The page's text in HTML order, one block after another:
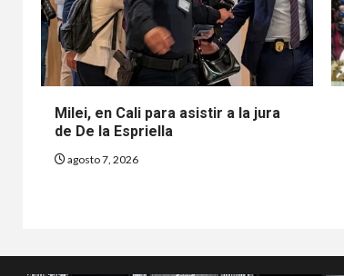
Milei, en Cali para asistir a la jura
de De la Espriella
agosto 7, 2026